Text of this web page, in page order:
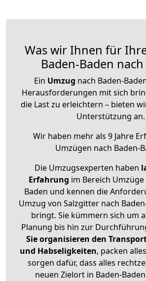
Was wir Ihnen für
Baden-Baden
Ein Umzug nach Baden-
Herausforderungen mit sich
die Last zu erleichtern – bieten
Unterstützung an.
Wir haben mehr als 9 Jahre
Umzügen nach Baden-
Die Umzugsexperten haben
Erfahrung im Bereich
Baden und kennen die
Umzug von Salzgitter nach
bringt. Sie kümmern sich um
Planung bis hin zur
Sie organisieren den
und Habseligkeiten, packen
sorgen dafür, dass alles
neuen Zielort in Baden-